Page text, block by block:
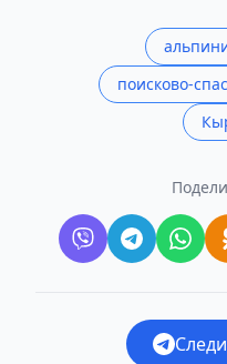
поисково-